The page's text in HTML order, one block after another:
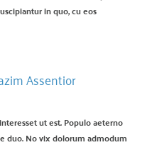
in quo, cu eos
Assentior
ut est. Populo aeterno
duo. No vix dolorum admodum